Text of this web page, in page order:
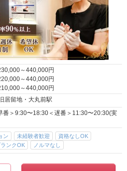
～440,000円
～440,000円
～440,000円
居留地・大丸前駅
番＞9:30〜18:30＜遅番＞11:30〜20:30(実
ン 未経験者歓迎
資格なしOK
ランクOK ノルマなし